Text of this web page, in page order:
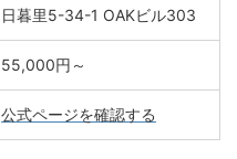
日暮里5-34-1 OAKビル303
55,000円～
公式ページを確認する